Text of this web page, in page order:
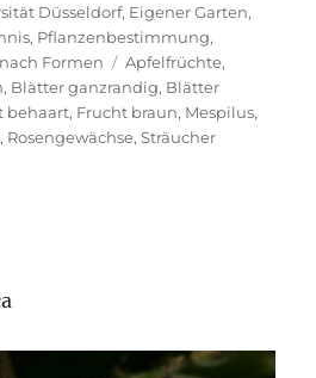
Düsseldorf, Eigener Garten,
, Pflanzenbestimmung,
Formen
Schlagwörter
Apfelfrüchte,
, Blätter ganzrandig, Blätter
behaart, Frucht braun, Mespilus,
, Rosengewächse,Sträucher